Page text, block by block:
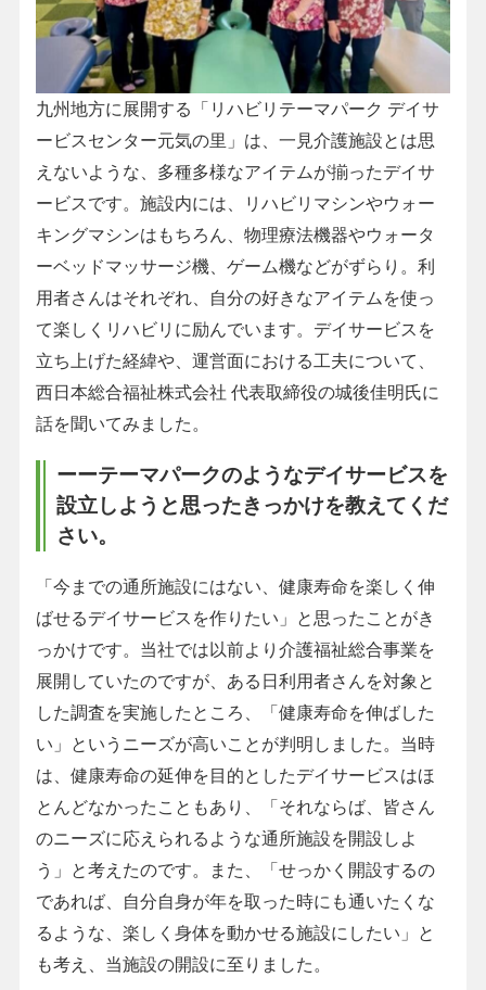
九州地方に展開する「リハビリテーマパーク デイサ
ービスセンター元気の里」は、一見介護施設とは思
えないような、多種多様なアイテムが揃ったデイサ
ービスです。施設内には、リハビリマシンやウォー
キングマシンはもちろん、物理療法機器やウォータ
ーベッドマッサージ機、ゲーム機などがずらり。利
用者さんはそれぞれ、自分の好きなアイテムを使っ
て楽しくリハビリに励んでいます。デイサービスを
立ち上げた経緯や、運営面における工夫について、
西日本総合福祉株式会社 代表取締役の城後佳明氏に
話を聞いてみました。
ーーテーマパークのようなデイサービスを
設立しようと思ったきっかけを教えてくだ
さい。
「今までの通所施設にはない、健康寿命を楽しく伸
ばせるデイサービスを作りたい」と思ったことがき
っかけです。当社では以前より介護福祉総合事業を
展開していたのですが、ある日利用者さんを対象と
した調査を実施したところ、「健康寿命を伸ばした
い」というニーズが高いことが判明しました。当時
は、健康寿命の延伸を目的としたデイサービスはほ
とんどなかったこともあり、「それならば、皆さん
のニーズに応えられるような通所施設を開設しよ
う」と考えたのです。また、「せっかく開設するの
であれば、自分自身が年を取った時にも通いたくな
るような、楽しく身体を動かせる施設にしたい」と
も考え、当施設の開設に至りました。